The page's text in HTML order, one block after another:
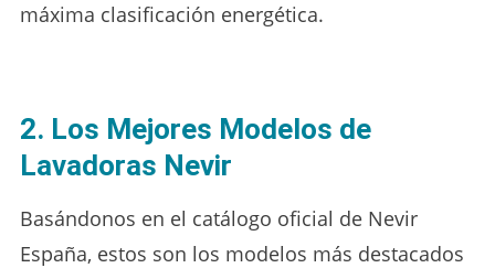
máxima clasificación energética.
2. Los Mejores Modelos de
Lavadoras Nevir
Basándonos en el catálogo oficial de Nevir
España, estos son los modelos más destacados